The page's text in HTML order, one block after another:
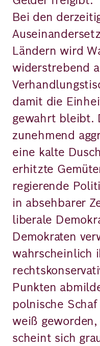
Bei den
Ländern wird
widerstrebend
damit die
gewahrt bleibt.
zunehmend
eine kalte
erhitzte
regierende
in absehbarer
liberale
Demokraten
wahrscheinlich
Punkten
polnische
weiß
scheint sich